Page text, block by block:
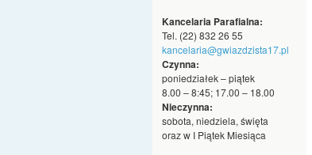
Kancelaria Parafialna:
Tel. (22) 832 26 55
kancelaria@gwiazdzista17.pl
Czynna:
poniedziałek – piątek
8.00 – 8:45; 17.00 – 18.00
Nieczynna:
sobota, niedziela, święta
oraz w I Piątek Miesiąca